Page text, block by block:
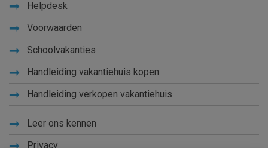
Helpdesk
Voorwaarden
Schoolvakanties
Handleiding vakantiehuis kopen
Handleiding verkopen vakantiehuis
Leer ons kennen
Privacy